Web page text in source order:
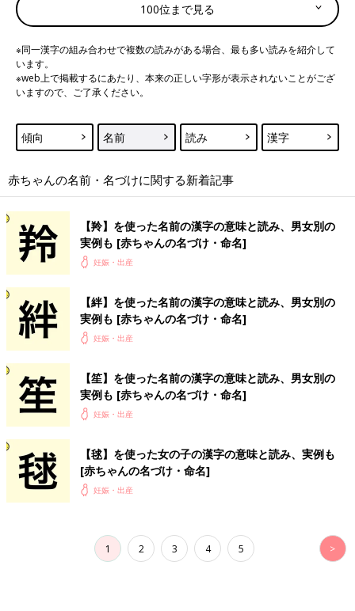
100位まで見る
※同一漢字の組み合わせで複数の読みがある場合、最も多い読みを紹介して
います。
※web上で掲載するにあたり、本来の正しい字形が表示されないことがござ
いますので、ご了承ください。
傾向 名前 読み 漢字
赤ちゃんの名前・名づけに関する新着記事
【羚】を使った名前の漢字の意味と読み、男女別の
実例も [赤ちゃんの名づけ・命名]
妊娠・出産
【絆】を使った名前の漢字の意味と読み、男女別の
実例も [赤ちゃんの名づけ・命名]
妊娠・出産
【笙】を使った名前の漢字の意味と読み、男女別の
実例も [赤ちゃんの名づけ・命名]
妊娠・出産
【毬】を使った女の子の漢字の意味と読み、実例も
[赤ちゃんの名づけ・命名]
妊娠・出産
1 2 3 4 5 >